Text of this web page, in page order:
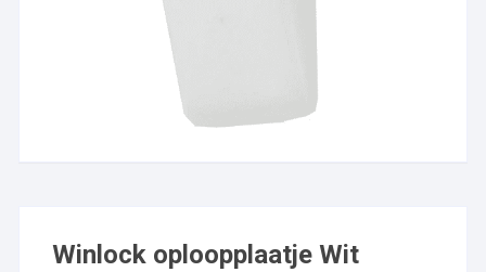
Winlock oploopplaatje Wit